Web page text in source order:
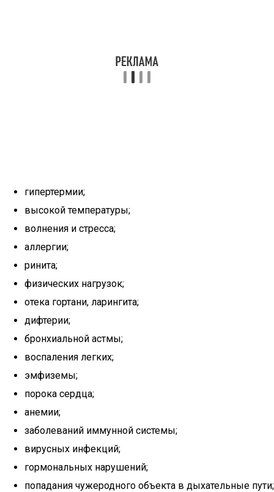
гипертермии;
высокой температуры;
волнения и стресса;
аллергии;
ринита;
физических нагрузок;
отека гортани, ларингита;
дифтерии;
бронхиальной астмы;
воспаления легких;
эмфиземы;
порока сердца;
анемии;
заболеваний иммунной системы;
вирусных инфекций;
гормональных нарушений;
попадания чужеродного объекта в дыхательные пути;